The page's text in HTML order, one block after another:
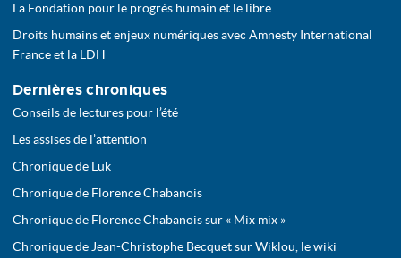
La Fondation pour le progrès humain et le libre
Droits humains et enjeux numériques avec Amnesty International
France et la LDH
Dernières chroniques
Conseils de lectures pour l’été
Les assises de l’attention
Chronique de Luk
Chronique de Florence Chabanois
Chronique de Florence Chabanois sur « Mix mix »
Chronique de Jean-Christophe Becquet sur Wiklou, le wiki